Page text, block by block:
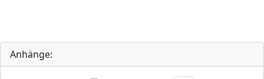
Anhänge: